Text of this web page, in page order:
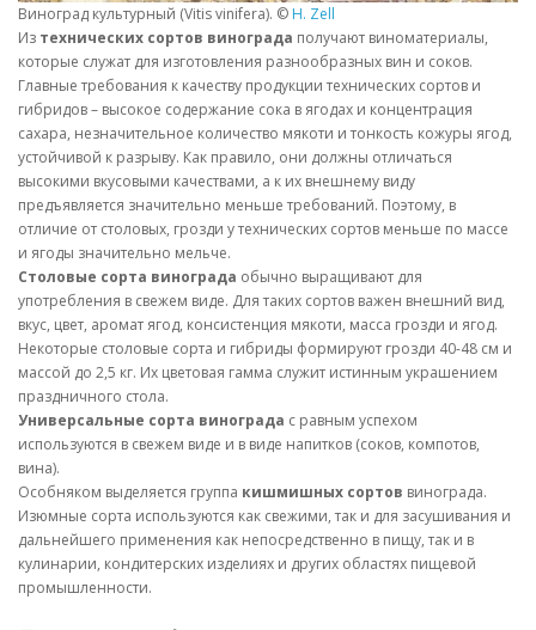
Виноград культурный (Vitis vinifera). © H. Zell
Из технических сортов винограда получают виноматериалы,
которые служат для изготовления разнообразных вин и соков.
Главные требования к качеству продукции технических сортов и
гибридов – высокое содержание сока в ягодах и концентрация
сахара, незначительное количество мякоти и тонкость кожуры ягод,
устойчивой к разрыву. Как правило, они должны отличаться
высокими вкусовыми качествами, а к их внешнему виду
предъявляется значительно меньше требований. Поэтому, в
отличие от столовых, грозди у технических сортов меньше по массе
и ягоды значительно мельче.
Столовые сорта винограда обычно выращивают для
употребления в свежем виде. Для таких сортов важен внешний вид,
вкус, цвет, аромат ягод, консистенция мякоти, масса грозди и ягод.
Некоторые столовые сорта и гибриды формируют грозди 40-48 см и
массой до 2,5 кг. Их цветовая гамма служит истинным украшением
праздничного стола.
Универсальные сорта винограда с равным успехом
используются в свежем виде и в виде напитков (соков, компотов,
вина).
Особняком выделяется группа кишмишных сортов винограда.
Изюмные сорта используются как свежими, так и для засушивания и
дальнейшего применения как непосредственно в пищу, так и в
кулинарии, кондитерских изделиях и других областях пищевой
промышленности.